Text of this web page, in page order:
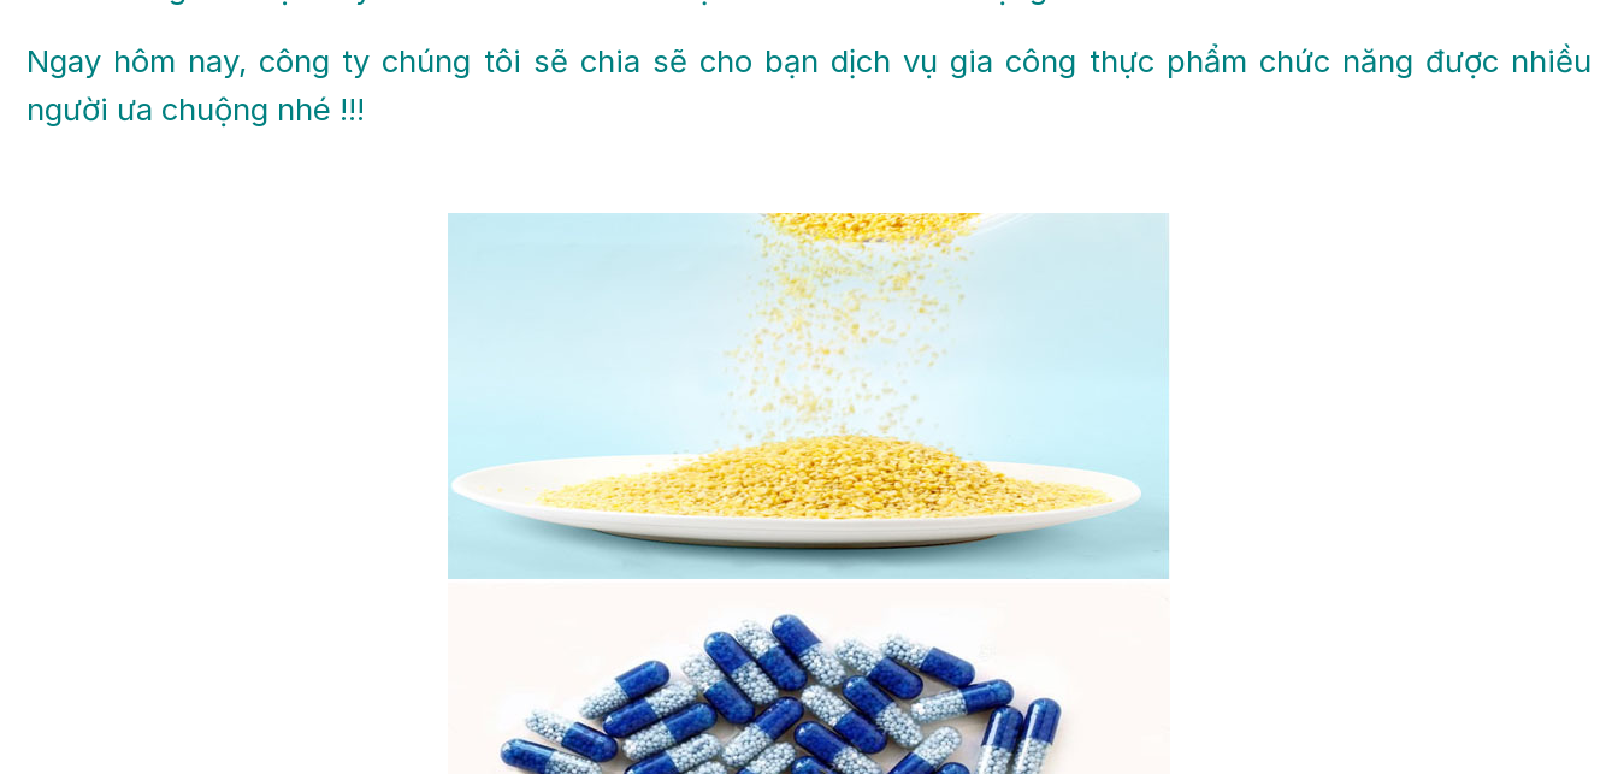
Ngay hôm nay, công ty chúng tôi sẽ chia sẽ cho bạn dịch vụ gia công thực phẩm chức năng được nhiều
người ưa chuộng nhé !!!